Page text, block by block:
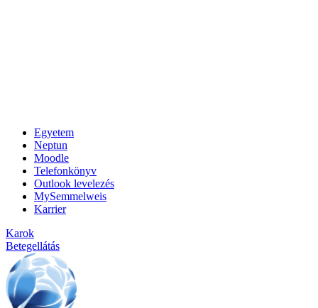
Egyetem
Neptun
Moodle
Telefonkönyv
Outlook levelezés
MySemmelweis
Karrier
Karok
Betegellátás